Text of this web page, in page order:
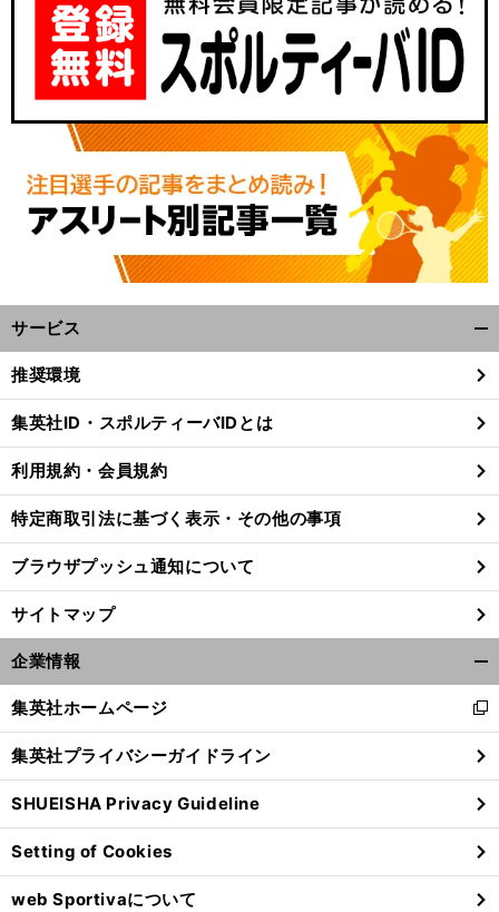
。
前
サービス
閉
る
推奨環境
集英社ID・スポルティーバIDとは
利用規約・会員規約
特定商取引法に基づく表示・その他の事項
ブラウザプッシュ通知について
サイトマップ
企業情報
閉
る
集英社ホームページ
新
し
い
ウ
ィ
ン
ド
ウ
で
集英社プライバシーガイドライン
SHUEISHA Privacy Guideline
Setting of Cookies
web Sportivaについて